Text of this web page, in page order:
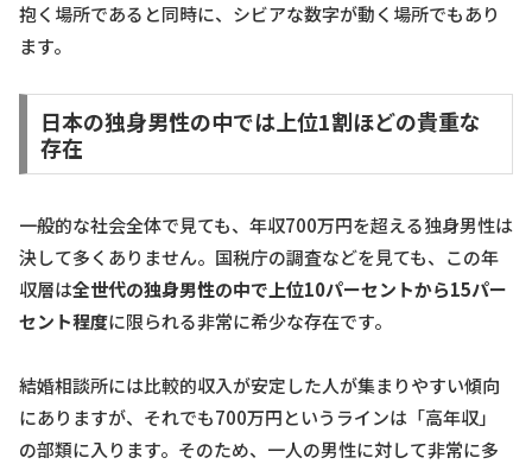
抱く場所であると同時に、シビアな数字が動く場所でもあり
ます。
日本の独身男性の中では上位1割ほどの貴重な
存在
一般的な社会全体で見ても、年収700万円を超える独身男性は
決して多くありません。国税庁の調査などを見ても、この年
収層は全世代の独身男性の中で上位10パーセントから15パー
セント程度に限られる非常に希少な存在です。
結婚相談所には比較的収入が安定した人が集まりやすい傾向
にありますが、それでも700万円というラインは「高年収」
の部類に入ります。そのため、一人の男性に対して非常に多